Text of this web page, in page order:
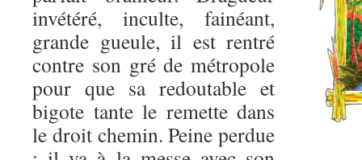
invétéré, inculte, fainéant,
grande gueule, il est rentré
contre son gré de métropole
pour que sa redoutable et
bigote tante le remette dans
le droit chemin. Peine perdue